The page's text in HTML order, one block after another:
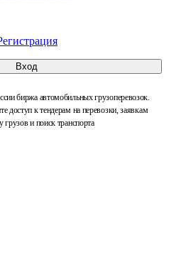
Вход
биржа автомобильных грузоперевозок.
доступ к тендерам на перевозки, заявкам
грузов и поиск транспорта